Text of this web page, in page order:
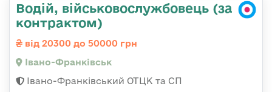
Водій, військовослужбовець (за
контрактом)
від 20300 до 50000 грн
Івано-Франківськ
Івано-Франківський ОТЦК та СП